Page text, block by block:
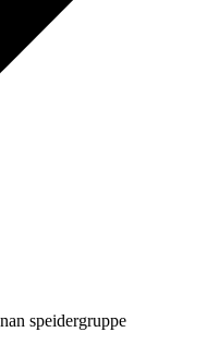
speidergruppe